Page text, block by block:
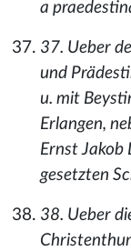
a
37. Ueber
und
u. mit
Erlangen,
Ernst Jakob
gesetzten
38. Ueber